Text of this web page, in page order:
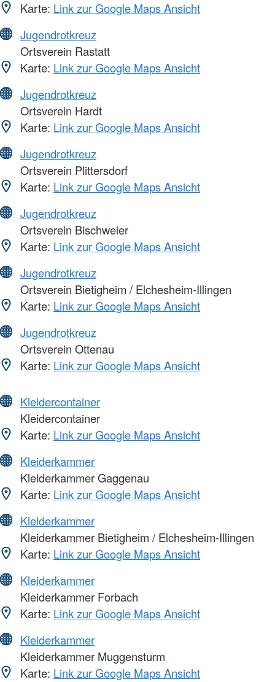
Karte: Link zur Google Maps Ansicht
Jugendrotkreuz
Ortsverein Rastatt
Karte: Link zur Google Maps Ansicht
Jugendrotkreuz
Ortsverein Hardt
Karte: Link zur Google Maps Ansicht
Jugendrotkreuz
Ortsverein Plittersdorf
Karte: Link zur Google Maps Ansicht
Jugendrotkreuz
Ortsverein Bischweier
Karte: Link zur Google Maps Ansicht
Jugendrotkreuz
Ortsverein Bietigheim / Elchesheim-Illingen
Karte: Link zur Google Maps Ansicht
Jugendrotkreuz
Ortsverein Ottenau
Karte: Link zur Google Maps Ansicht
Kleidercontainer
Kleidercontainer
Karte: Link zur Google Maps Ansicht
Kleiderkammer
Kleiderkammer Gaggenau
Karte: Link zur Google Maps Ansicht
Kleiderkammer
Kleiderkammer Bietigheim / Elchesheim-Illingen
Karte: Link zur Google Maps Ansicht
Kleiderkammer
Kleiderkammer Forbach
Karte: Link zur Google Maps Ansicht
Kleiderkammer
Kleiderkammer Muggensturm
Karte: Link zur Google Maps Ansicht